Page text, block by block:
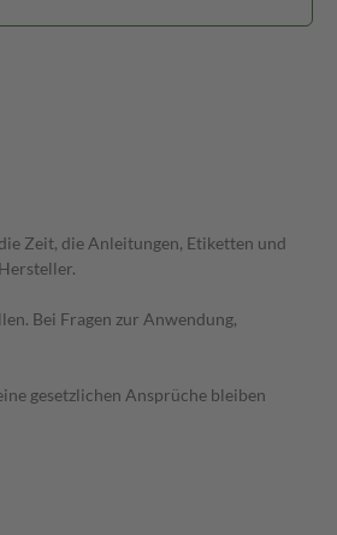
Zeit, die Anleitungen, Etiketten und
Bei Fragen zur Anwendung,
gesetzlichen Ansprüche bleiben